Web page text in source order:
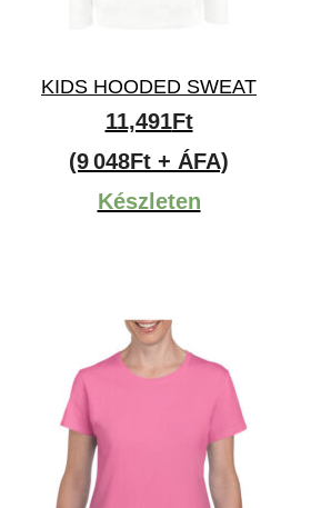
KIDS HOODED SWEAT
11,491Ft
(9 048Ft + ÁFA)
Készleten